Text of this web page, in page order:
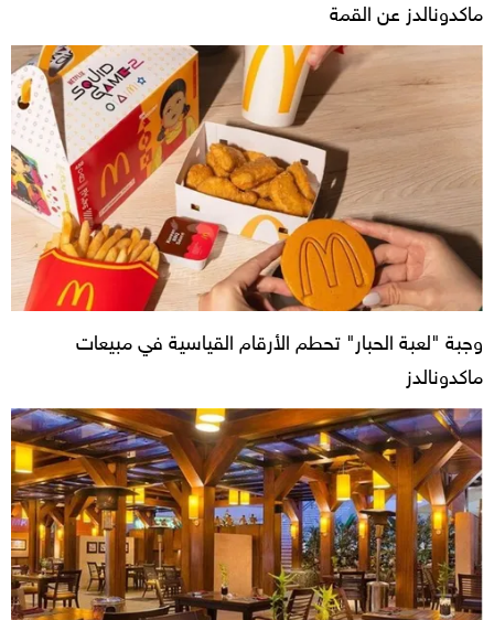
ماكدونالدز عن القمة
وجبة "لعبة الحبار" تحطم الأرقام القياسية في مبيعات
ماكدونالدز